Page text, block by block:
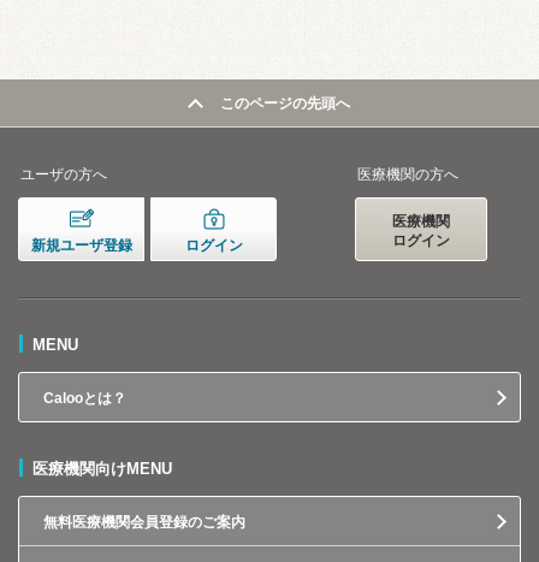
このページの先頭へ
ユーザの方へ
新規ユーザ登録 ログイン
医療機関の方へ
医療機関
ログイン
MENU
Calooとは？
医療機関向けMENU
無料医療機関会員登録のご案内